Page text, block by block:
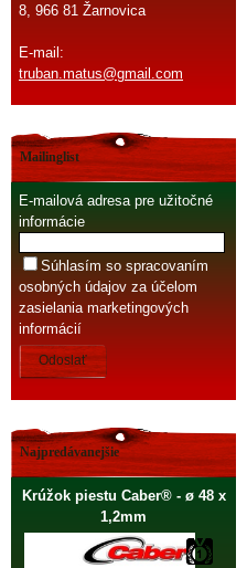
8, 966 81 Žarnovica
E-mail:
truban.matus@gmail.com
Mailinglist
E-mailová adresa pre užitočné
informácie
Súhlasím so spracovaním
osobných údajov za účelom
zasielania marketingových
informácií
Odoslať
Najpredávanejšie
Krúžok piestu Caber® - ø 48 x
1,2mm